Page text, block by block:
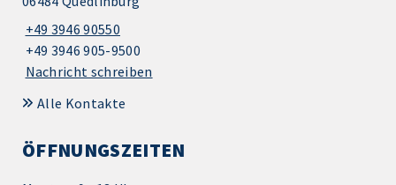
+49 3946 90550
+49 3946 905-9500
Nachricht schreiben
Alle Kontakte
ÖFFNUNGSZEITEN